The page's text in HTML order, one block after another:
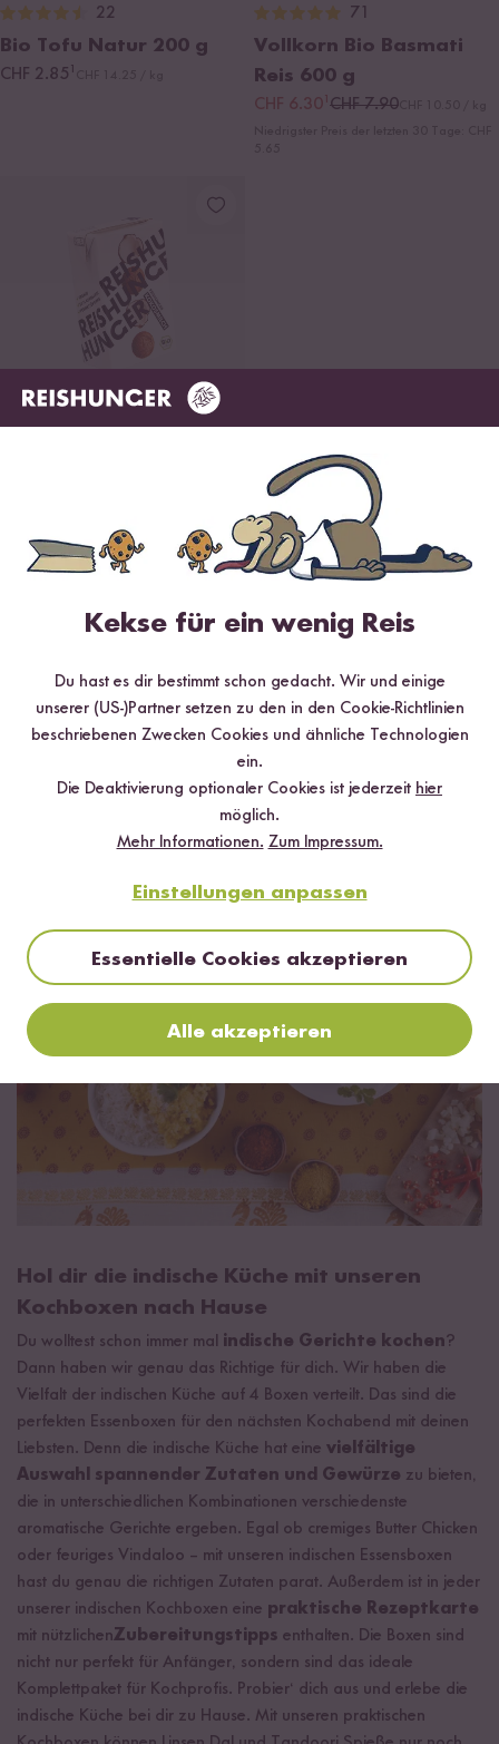
22
Bio Tofu Natur 200 g
CHF 2.85 ¹
71
Vollkorn Bio Basmati
Reis 600 g
CHF 6.30¹CHF 7.90
Das war noch nicht alles
kennenlernen?
Indische Kochwelt entdecken
Unsere indischen Kochboxen
Alles Wichtige in einer Box
Hol dir die indische Küche mit unseren
Kochboxen nach Hause
Du wolltest schon immer mal indische Gerichte kochen?
Dann haben wir genau das Richtige für dich. Wir haben die
Vielfalt der indischen Küche auf 4 Boxen verteilt. Das sind die
perfekten Essenboxen für den nächsten Kochabend mit deinen
Liebsten. Denn die indische Küche hat eine vielfältige
Auswahl spannender Zutaten und Gewürze zu bieten,
die in unterschiedlichen Kombinationen verschiedenste
aromatische Gerichte ergeben. Egal ob cremiges Butter Chicken
oder feuriges Vindaloo – mit unseren indischen Essensboxen
hast du genau die richtigen Zutaten parat. Außerdem ist in jeder
unserer indischen Kochboxen eine praktische Rezeptkarte
mit nützlichenZubereitungstipps enthalten. Die Boxen sind
nicht nur perfekt für Anfänger, sondern sind das ideale
Komplettpaket für Kochprofis. Probier‘ dich aus und erlebe die
indische Küche bei dir zu Hause. Mit unseren praktischen
Kekse für ein wenig Reis
Du hast es dir bestimmt schon gedacht. Wir und einige
unserer (US-)Partner setzen zu den in den Cookie-Richtlinien
beschriebenen Zwecken Cookies und ähnliche Technologien
ein.
Die Deaktivierung optionaler Cookies ist jederzeit hier
möglich.
Mehr Informationen. Zum Impressum.
Einstellungen anpassen
Essentielle Cookies akzeptieren
Alle akzeptieren